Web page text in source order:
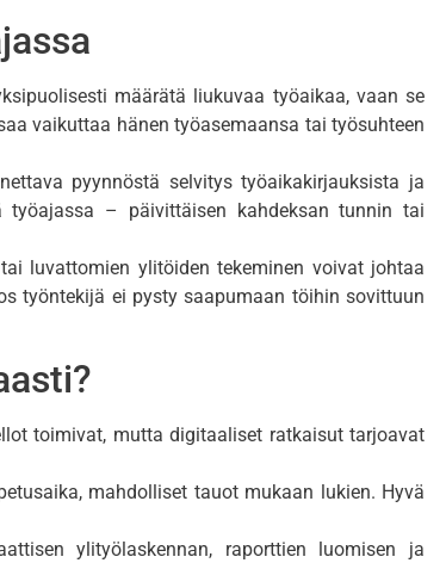
määrätä liukuvaa työaikaa, vaan se
vaikuttaa hänen työasemaansa tai työsuhteen
pyynnöstä selvitys työaikakirjauksista ja
työajassa – päivittäisen kahdeksan tunnin tai
luvattomien ylitöiden tekeminen voivat johtaa
työntekijä ei pysty saapumaan töihin sovittuun
toimivat, mutta digitaaliset ratkaisut tarjoavat
mahdolliset tauot mukaan lukien. Hyvä
ylityölaskennan, raporttien luomisen ja